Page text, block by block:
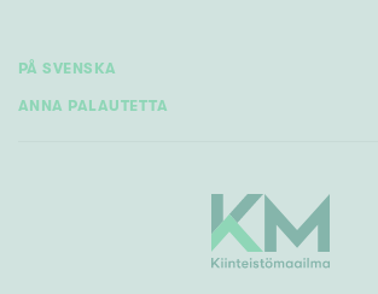
PÅ SVENSKA
ANNA PALAUTETTA